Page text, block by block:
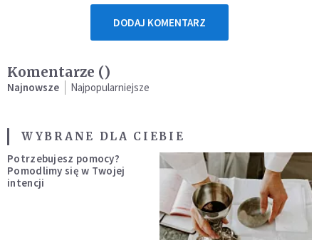
DODAJ KOMENTARZ
Komentarze ()
Najnowsze Najpopularniejsze
WYBRANE DLA CIEBIE
Potrzebujesz pomocy?
Pomodlimy się w Twojej
intencji